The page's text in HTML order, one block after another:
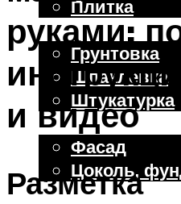
Плитка
Отделочные
Грунтовка
Шпаклевка
Штукатурка
Внешняя отделка
Фасад
Цоколь,
руками:
и видео
Разметка